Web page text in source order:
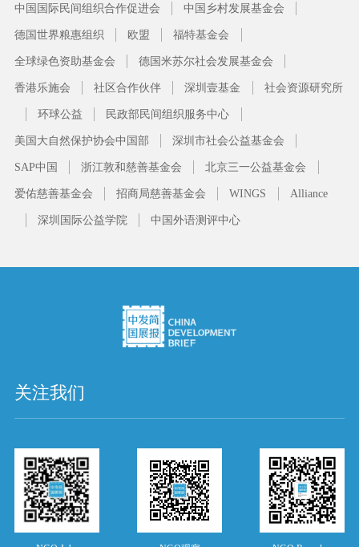
中国国际民间组织合作促进会 中国乡村发展基金会
德国世界粮惠组织 欧盟 福特基金会
全球绿色资助基金会 德国米苏尔社会发展基金会
香港乐施会 社区合作伙伴 深圳壹基金 社会资源研究所
环球公益 民政部民间组织服务中心
美国大自然保护协会中国部 深圳市社会公益基金会
SAP中国 浙江敦和慈善基金会 北京三一公益基金会
爱佑慈善基金会 招商局慈善基金会 WINGS Alliance
深圳国际公益学院 中国外语测评中心
关注我们